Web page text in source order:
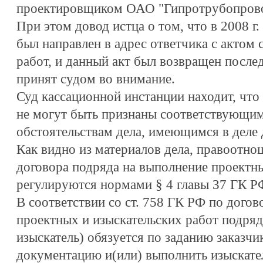
проектировщиком ОАО
При этом довод истца о том, что в 2008 г.
был направлен в адрес ответчика с
работ, и данный акт был возвращен
принят судом во внимание.
Суд кассационной инстанции находит,
не могут быть признаны
обстоятельствам дела, имеющимся в деле
Как видно из материалов дела,
договора подряда на выполнение
регулируются нормами § 4 главы 37 ГК
В соответствии со ст. 758 ГК РФ по
проектных и изыскательских работ
изыскатель) обязуется по заданию
документацию и(или) выполнить